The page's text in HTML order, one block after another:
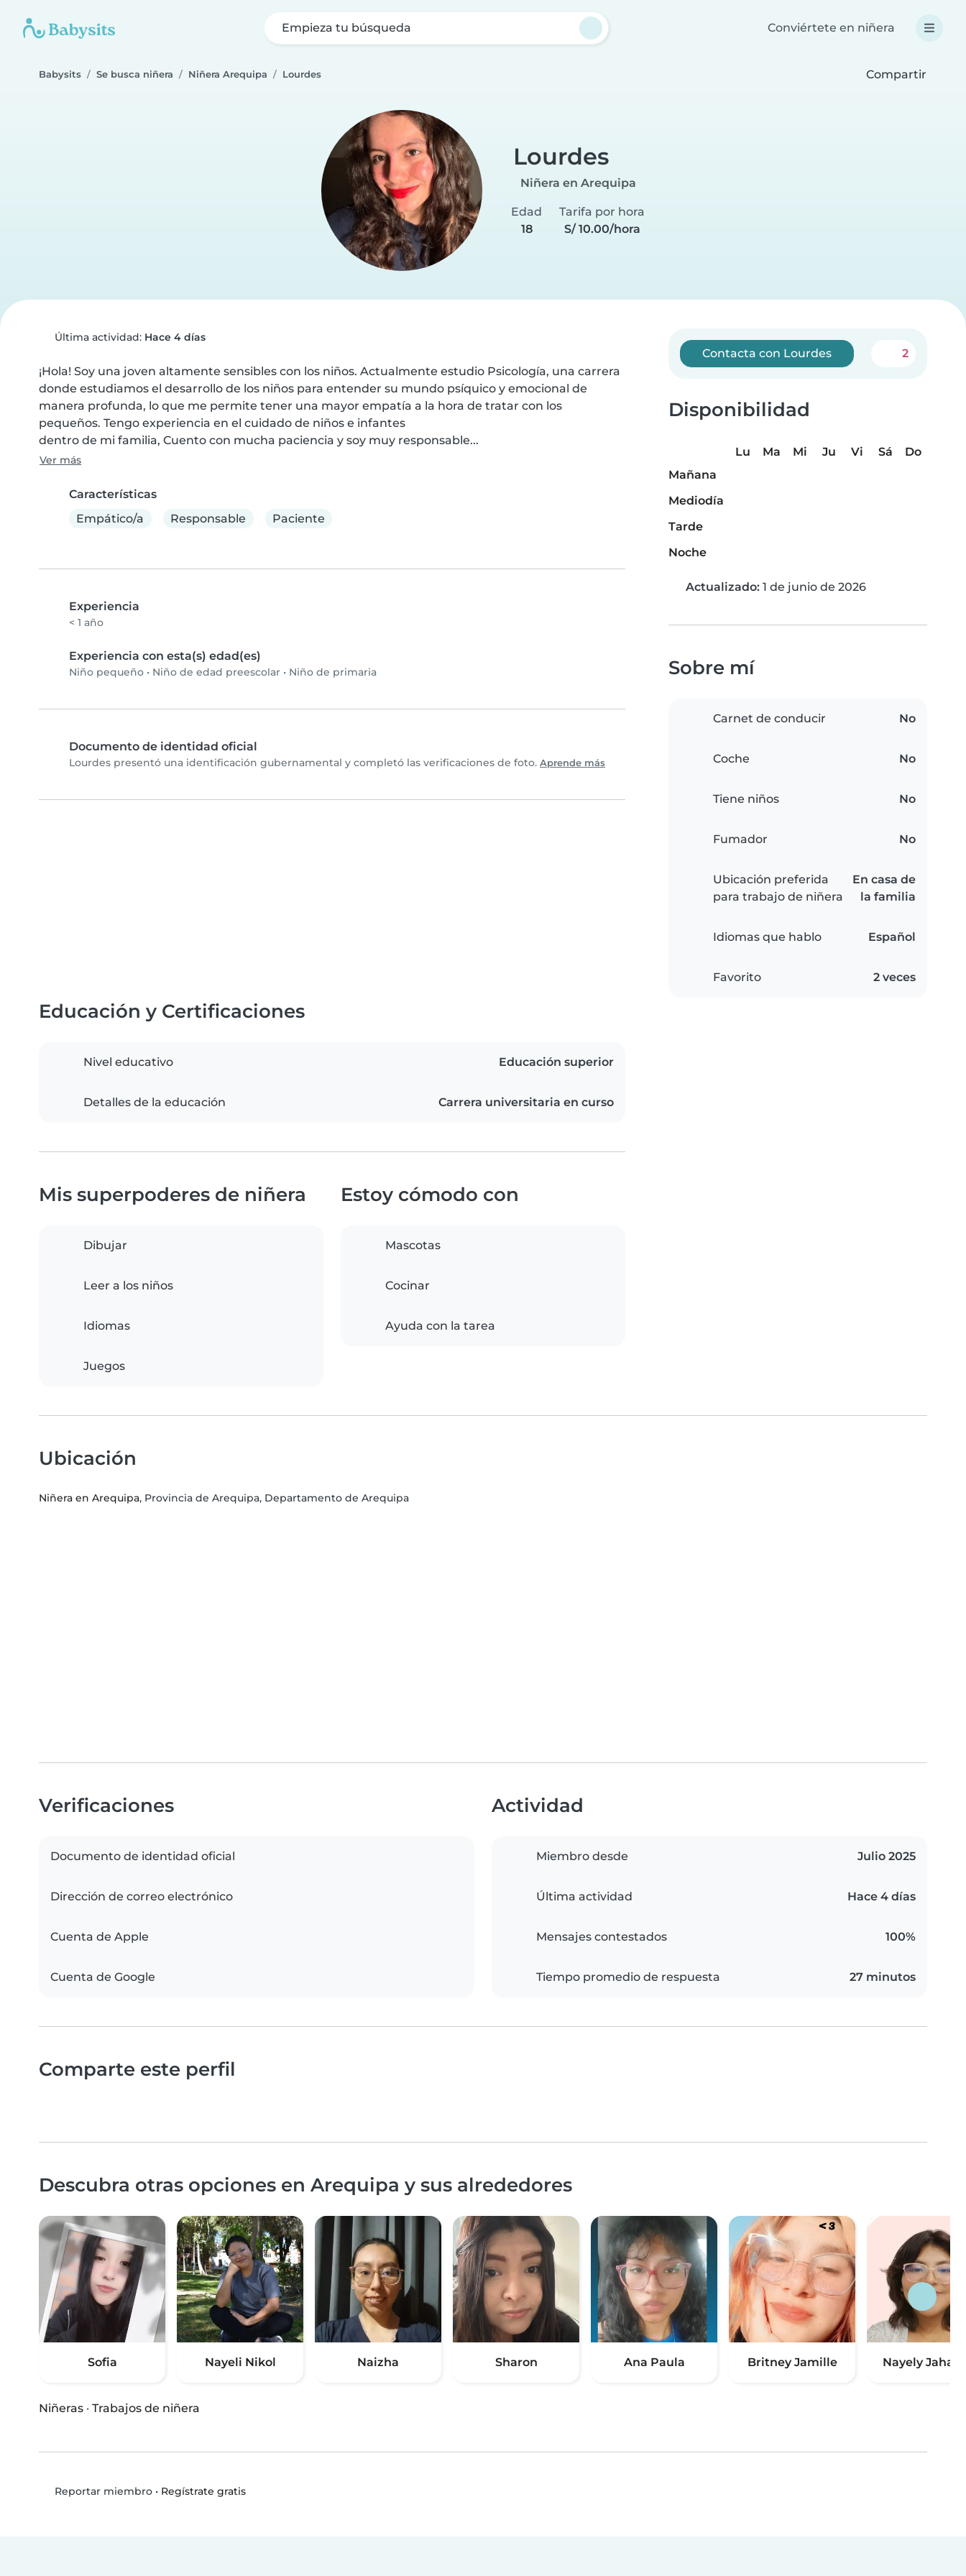
Empieza tu búsqueda Conviértete en niñera
Babysits Se busca niñera Niñera Arequipa Lourdes Compartir
Lourdes
Niñera en Arequipa
Edad
18
Tarifa por hora
S/ 10.00/hora
Última actividad: Hace 4 días
¡Hola! Soy una joven altamente sensibles con los niños. Actualmente estudio Psicología, una carrera
donde estudiamos el desarrollo de los niños para entender su mundo psíquico y emocional de
manera profunda, lo que me permite tener una mayor empatía a la hora de tratar con los
pequeños. Tengo experiencia en el cuidado de niños e infantes
dentro de mi familia, Cuento con mucha paciencia y soy muy responsable...
Ver más
Características
Empático/a
Responsable Paciente
Experiencia
< 1 año
Experiencia con esta(s) edad(es)
Niño pequeño • Niño de edad preescolar • Niño de primaria
Documento de identidad oficial
Lourdes presentó una identificación gubernamental y completó las verificaciones de foto. Aprende más
Contacta con Lourdes 2
Disponibilidad
Lu Ma Mi Ju Vi Sá
Do
Mañana
Mediodía
Tarde
Noche
Actualizado: 1 de junio de 2026
Sobre mí
Carnet de conducir No
Coche No
Tiene niños No
Fumador No
Ubicación preferida
para trabajo de niñera
En casa de
la familia
Idiomas que hablo Español
Favorito 2 veces
Educación y Certificaciones
Nivel educativo Educación superior
Detalles de la educación Carrera universitaria en curso
Mis superpoderes de niñera
Dibujar
Leer a los niños
Idiomas
Juegos
Estoy cómodo con
Mascotas
Cocinar
Ayuda con la tarea
Ubicación
Niñera en Arequipa, Provincia de Arequipa, Departamento de Arequipa
Verificaciones
Documento de identidad oficial
Dirección de correo electrónico
Cuenta de Apple
Cuenta de Google
Actividad
Miembro desde Julio 2025
Última actividad Hace 4 días
Mensajes contestados 100%
Tiempo promedio de respuesta 27 minutos
Comparte este perfil
Descubra otras opciones en Arequipa y sus alrededores
Sofia Nayeli Nikol Naizha Sharon Ana Paula Britney Jamille Nayely
Niñeras · Trabajos de niñera
Reportar miembro• Regístrate gratis